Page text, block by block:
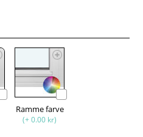
Ramme farve
(+ 0.00 kr)